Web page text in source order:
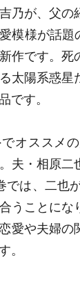
乃が、父
模様が話
作です。死
太陽系惑
です。
オススメ
夫・相原二
では、二也
うことにな
や夫婦の
。